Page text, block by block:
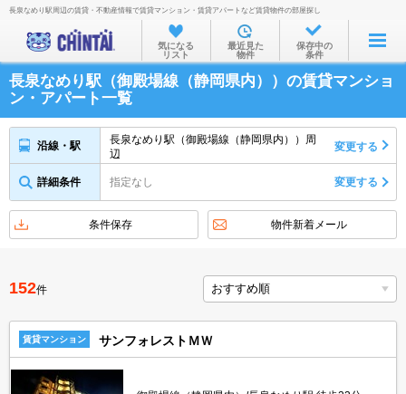
お部屋を探す
沿線・駅から
住所から
家賃相場から
不動産会社から
長泉なめり駅周辺の賃貸・不動産情報で賃貸マンション・賃貸アパートなど賃貸物件の部屋探し
気になる
リスト
最近見た
物件
保存中の
条件
長泉なめり駅（御殿場線（静岡県内））の賃貸マンショ
ン・アパート一覧
沿線・駅
長泉なめり駅（御殿場線（静岡県内））周
辺
変更する
詳細条件 指定なし 変更する
条件保存 物件新着メール
152件
賃貸マンション サンフォレストＭＷ